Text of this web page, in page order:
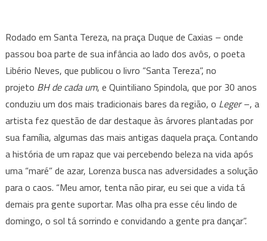
Rodado em Santa Tereza, na praça Duque de Caxias – onde
passou boa parte de sua infância ao lado dos avôs, o poeta
Libério Neves, que publicou o livro “Santa Tereza”, no
projeto BH de cada um, e Quintiliano Spindola, que por 30 anos
conduziu um dos mais tradicionais bares da região, o Leger–, a
artista fez questão de dar destaque às árvores plantadas por
sua família, algumas das mais antigas daquela praça. Contando
a história de um rapaz que vai percebendo beleza na vida após
uma “maré” de azar, Lorenza busca nas adversidades a solução
para o caos. “Meu amor, tenta não pirar, eu sei que a vida tá
demais pra gente suportar. Mas olha pra esse céu lindo de
domingo, o sol tá sorrindo e convidando a gente pra dançar”.